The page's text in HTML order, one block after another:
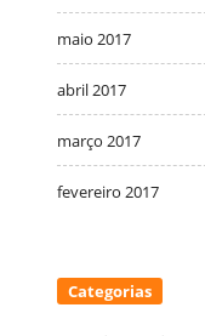
maio 2017
abril 2017
março 2017
fevereiro 2017
Categorias